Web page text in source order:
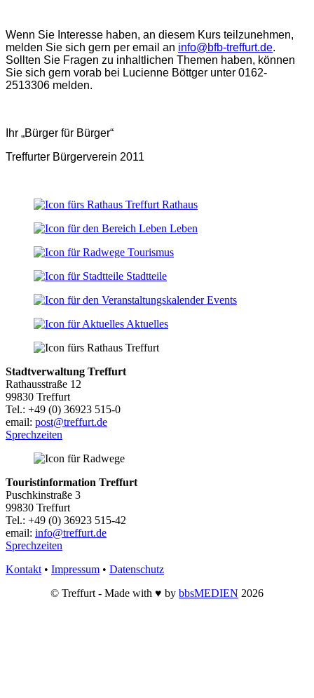
Wenn Sie Interesse haben, an diesem Kurs teilzunehmen,
melden Sie sich gern per email an info@bfb-treffurt.de.
Sollten Sie Fragen zu inhaltlichen Themen haben, können
Sie sich gern vorab bei Lucienne Böttger unter 0162-
2513306 melden.
Ihr „Bürger für Bürger“
Treffurter Bürgerverein 2011
Rathaus
Leben
Tourismus
Stadtteile
Events
Aktuelles
Stadtverwaltung Treffurt
Rathausstraße 12
99830 Treffurt
Tel.: +49 (0) 36923 515-0
email: post@treffurt.de
Sprechzeiten
Touristinformation Treffurt
Puschkinstraße 3
99830 Treffurt
Tel.: +49 (0) 36923 515-42
email: info@treffurt.de
Sprechzeiten
Kontakt • Impressum • Datenschutz
© Treffurt - Made with ♥ by bbsMEDIEN 2026